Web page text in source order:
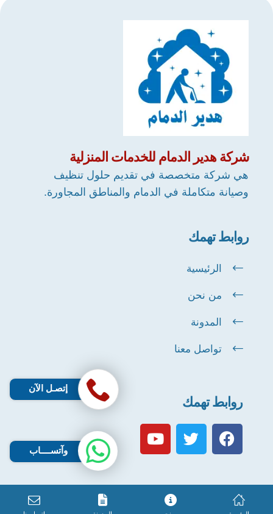
شركةهدير الدمام للخدمات المنزلية
هي شركة متخصصة في تقديم حلول تنظيف
وصيانة متكاملة في الدمام والمناطق المجاورة.
روابط تهمك
الرئيسية
من نحن
المدونة
تواصل معنا
روابط تهمك
إتصـل الآن
وآتســــاب